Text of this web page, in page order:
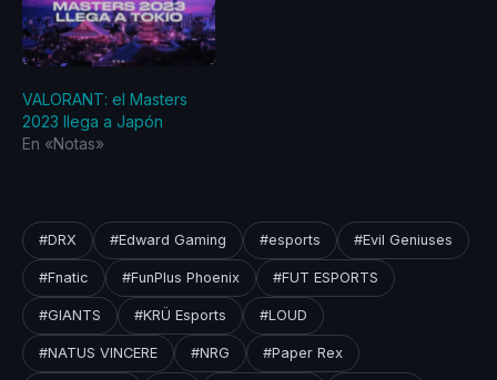
VALORANT: el Masters
2023 llega a Japón
En «Notas»
#DRX #Edward Gaming #esports #Evil Geniuses
#Fnatic #FunPlus Phoenix #FUT ESPORTS
#GIANTS #KRÜ Esports #LOUD
#NATUS VINCERE #NRG #Paper Rex